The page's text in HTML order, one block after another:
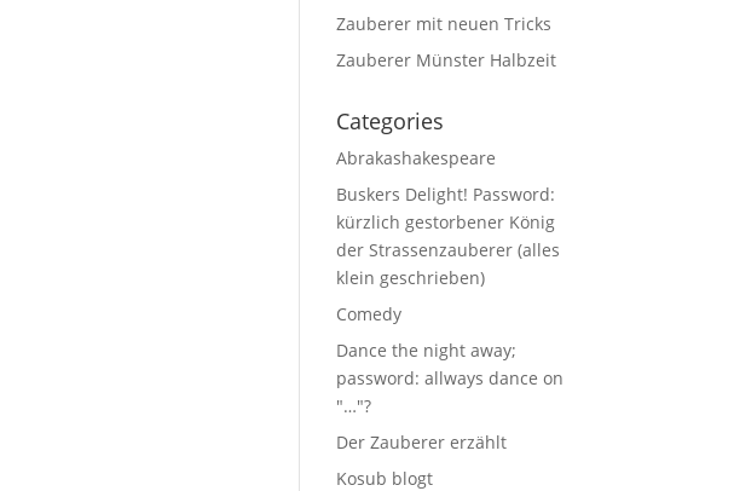
Zauberer mit neuen Tricks
Zauberer Münster Halbzeit
Categories
Abrakashakespeare
Buskers Delight! Password:
kürzlich gestorbener König
der Strassenzauberer (alles
klein geschrieben)
Comedy
Dance the night away;
password: allways dance on
"…"?
Der Zauberer erzählt
Kosub blogt